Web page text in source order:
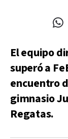
El equipo
superó a
encuentro
gimnasio
Regatas.